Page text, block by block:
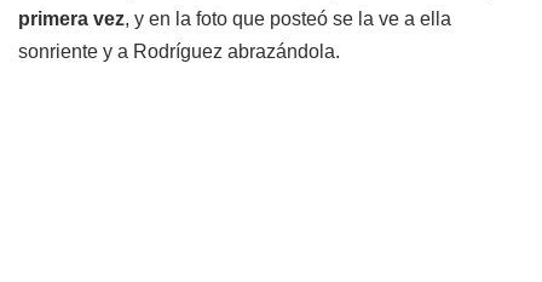
primera vez, y en la foto que posteó se la ve a ella
sonriente y a Rodríguez abrazándola.